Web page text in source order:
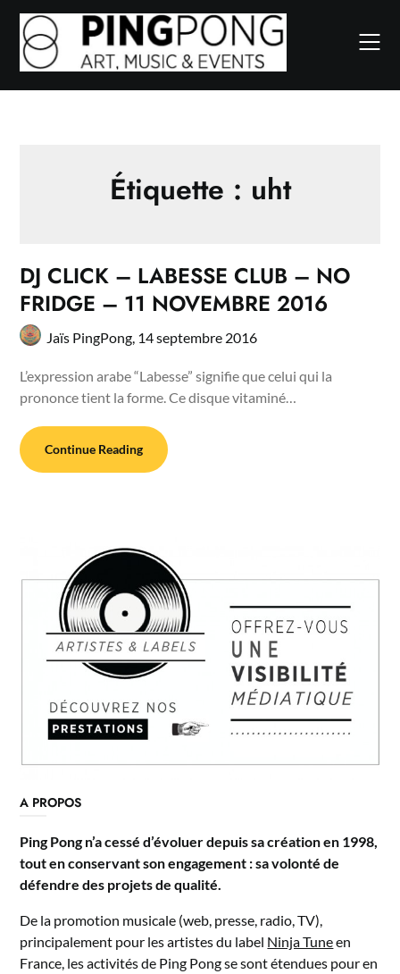
Skip
content
Étiquette : uht
DJ CLICK – LABESSE CLUB – NO
FRIDGE – 11 NOVEMBRE 2016
Jaïs PingPong, 14 septembre 2016
L’expression arabe “Labesse” signifie que celui qui la
prononce tient la forme. Ce disque vitaminé…
Continue Reading
A PROPOS
Ping Pong n’a cessé d’évoluer depuis sa création en 1998,
tout en conservant son engagement : sa volonté de
défendre des projets de qualité.
De la promotion musicale (web, presse, radio, TV),
principalement pour les artistes du label Ninja Tuneen
France, les activités de Ping Pong se sont étendues pour en